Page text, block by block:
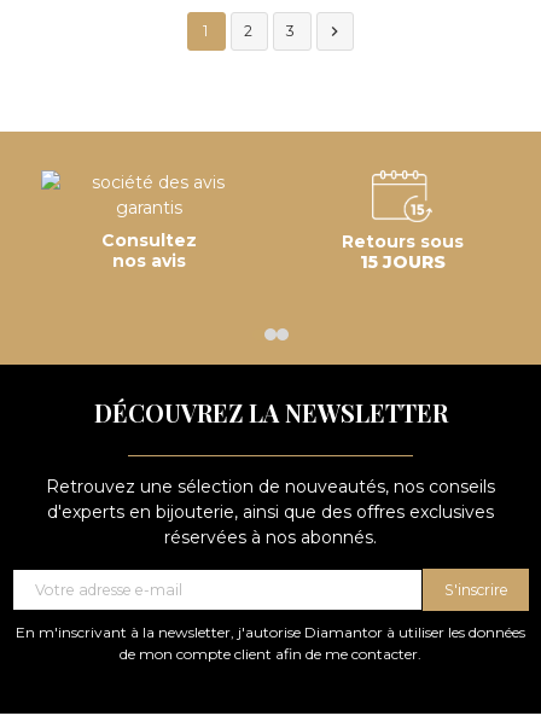
1 2 3 
Consultez
nos avis
Retours sous
15 JOURS
DÉCOUVREZ LA NEWSLETTER
Retrouvez une sélection de nouveautés, nos conseils
d'experts en bijouterie, ainsi que des offres exclusives
réservées à nos abonnés.
S'inscrire
En m'inscrivant à la newsletter, j'autorise Diamantor à utiliser les données
de mon compte client afin de me contacter.